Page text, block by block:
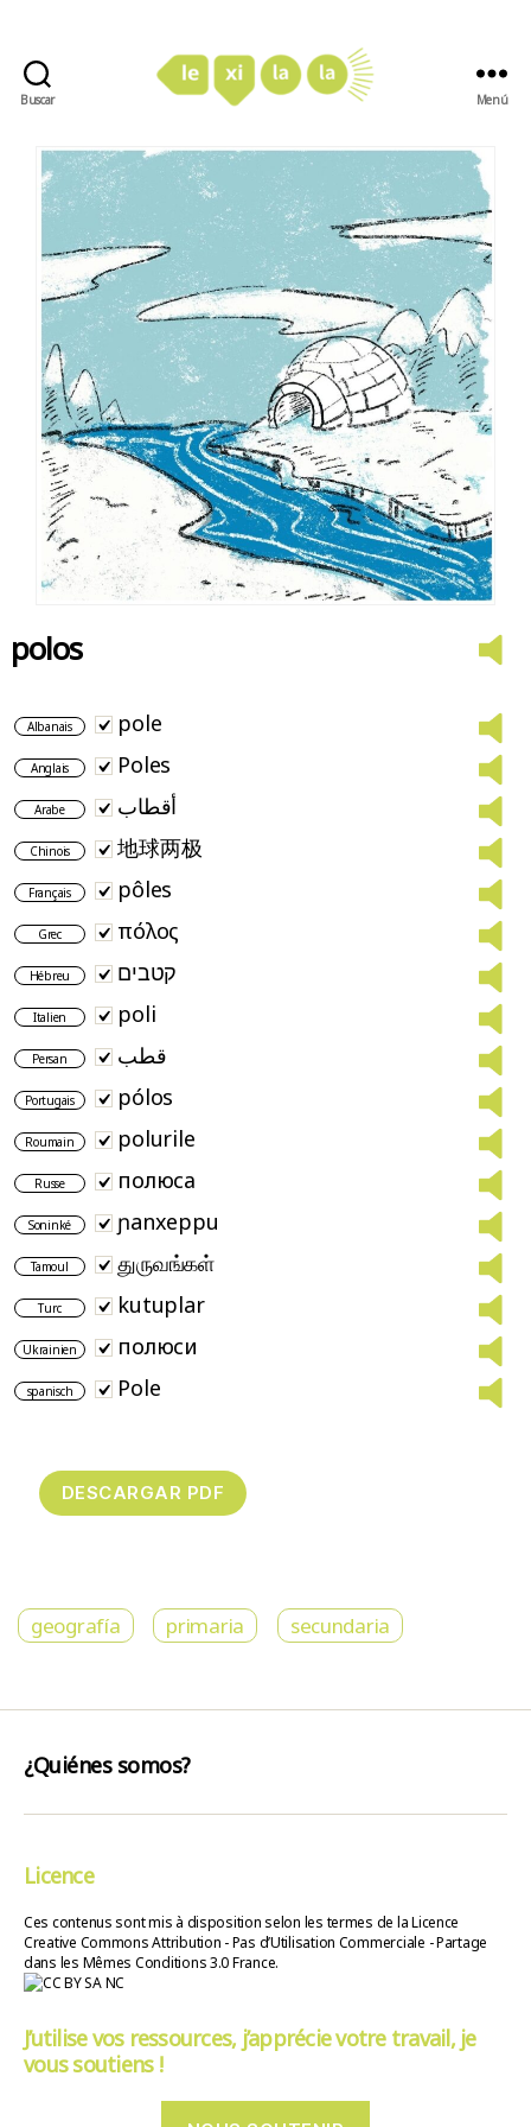
Buscar Menú
polos
Albanais pole
Anglais Poles
Arabe أقطاب
Chinois 地球两极
Français pôles
Grec πόλος
Hébreu קטבים
Italien poli
Persan قطب
Portugais pólos
Roumain polurile
Russe полюса
Soninké ɲanxeppu
Tamoul துருவங்கள்
Turc kutuplar
Ukrainien полюси
spanisch Pole
geografía primaria secundaria
¿Quiénes somos?
Licence
Ces contenus sont mis à disposition selon les termes de la Licence
Creative Commons Attribution - Pas d’Utilisation Commerciale - Partage
dans les Mêmes Conditions 3.0 France.
J’utilise vos ressources, j’apprécie votre travail, je
vous soutiens !